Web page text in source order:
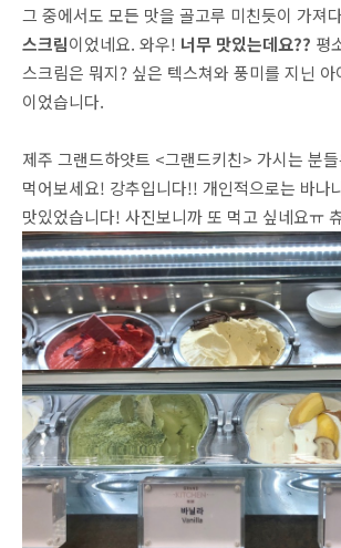
그 중에서도 모든 맛을 골고루 미친듯이 가져
스크림이었네요. 와우! 너무 맛있는데요?? 평
스크림은 뭐지? 싶은 텍스쳐와 풍미를 지닌 아
이었습니다.
제주 그랜드하얏트 <그랜드키친> 가시는 분
먹어보세요! 강추입니다!! 개인적으로는 바나
맛있었습니다! 사진보니까 또 먹고 싶네요ㅠ